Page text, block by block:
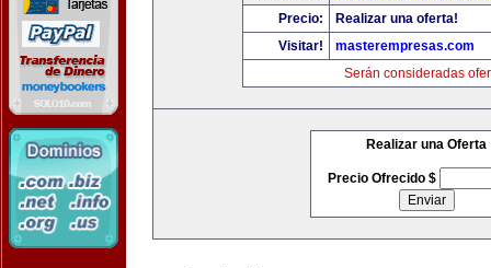
Precio:
Realizar una oferta!
Visitar!
masterempresas.com
Serán consideradas
Realizar una Oferta
Precio Ofrecido $